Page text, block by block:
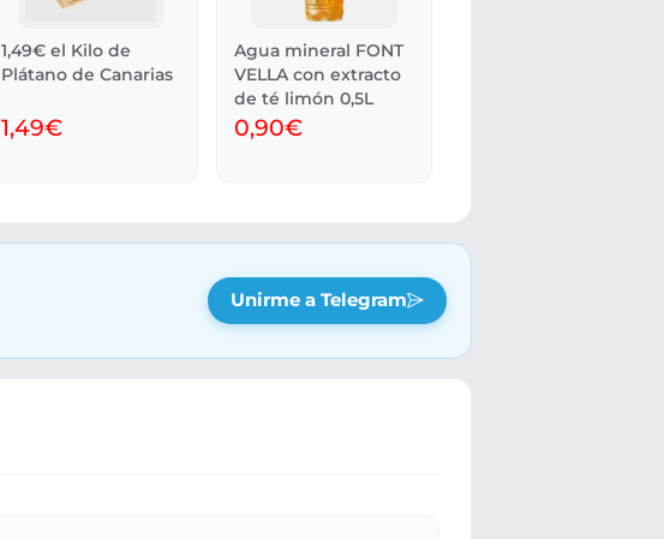
1,49€ el Kilo de
Plátano de Canarias
1,49€
Agua mineral FONT
VELLA con extracto
de té limón 0,5L
0,90€
Unirme a Telegram